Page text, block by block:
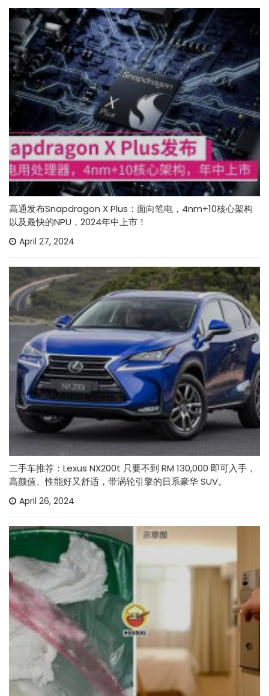
高通发布Snapdragon X Plus：面向笔电，4nm+10核心架构
以及最快的NPU，2024年中上市！
April 27, 2024
二手车推荐：Lexus NX200t 只要不到 RM 130,000 即可入手，
高颜值、性能好又舒适，带涡轮引擎的日系豪华 SUV。
April 26, 2024